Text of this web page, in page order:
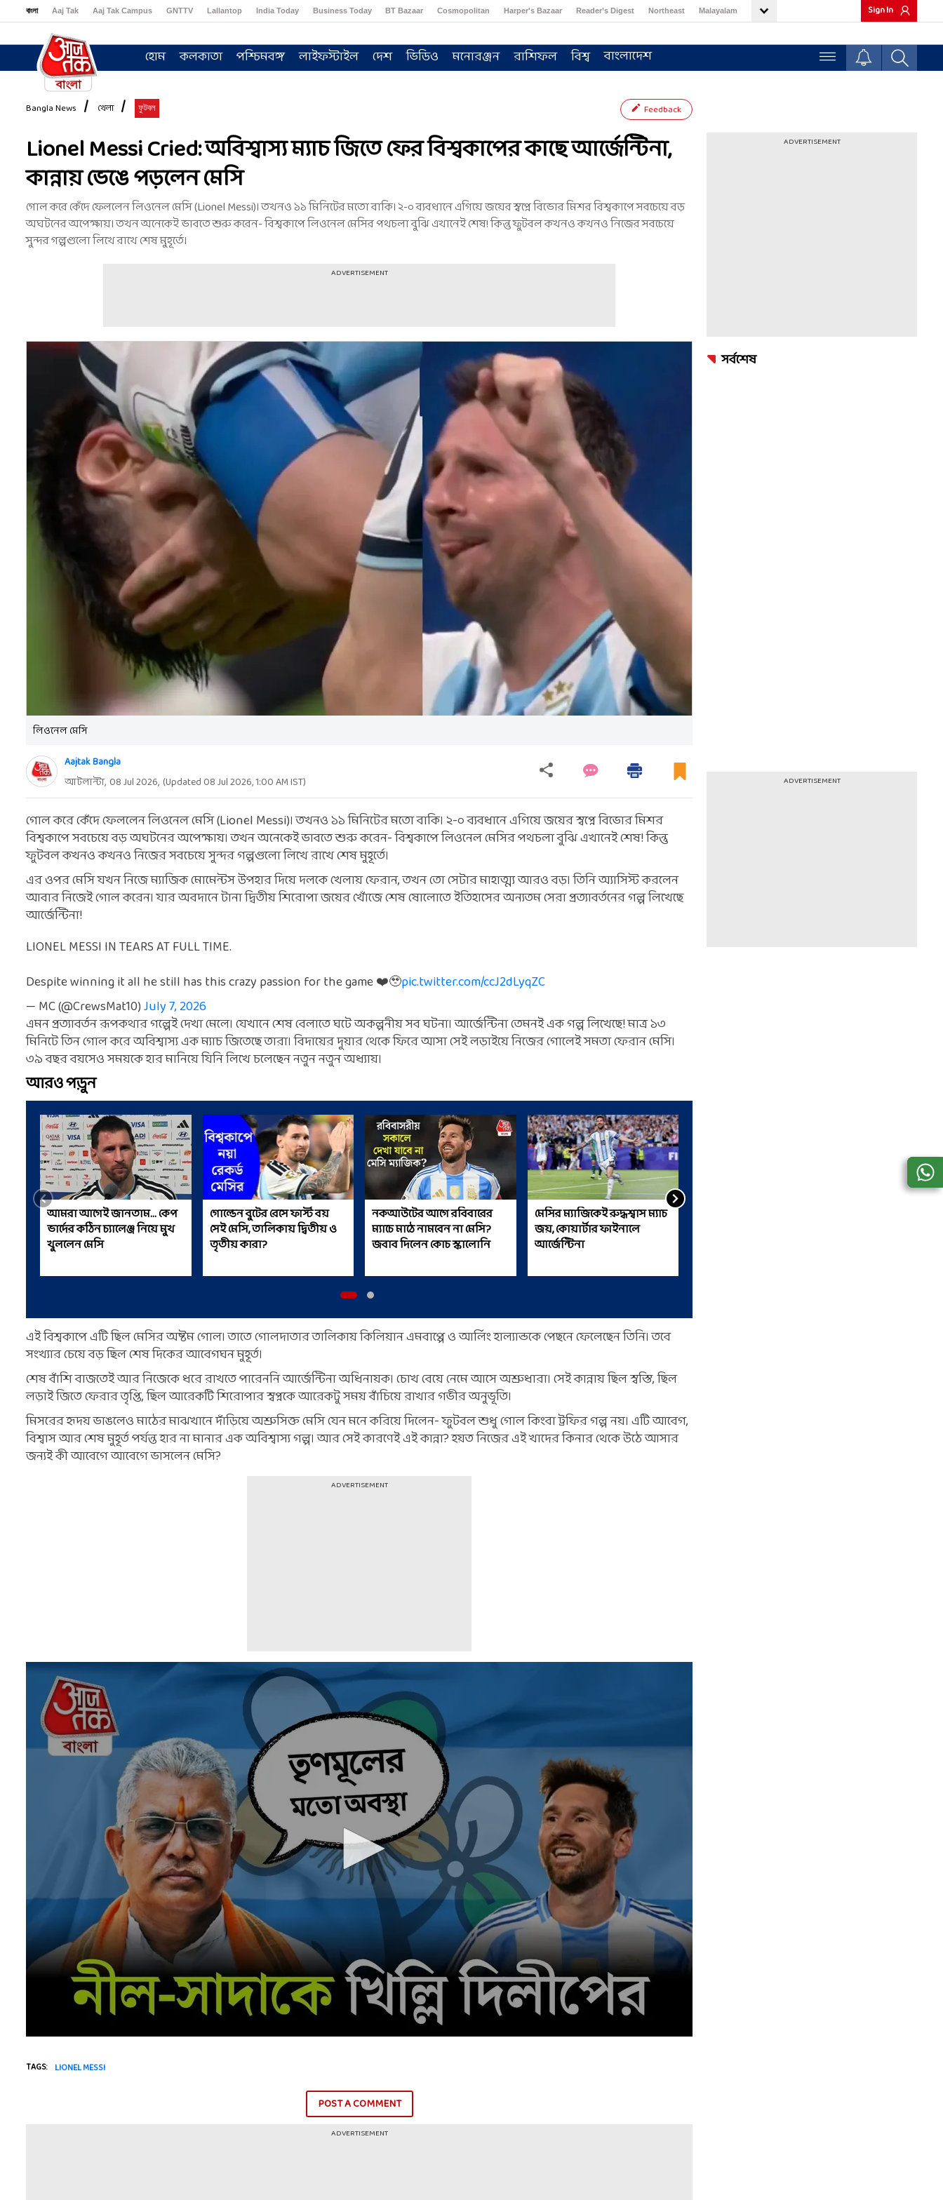
বাংলা Aaj Tak Aaj Tak Campus GNTTV Lallantop India Today Business Today BT Bazaar Cosmopolitan Harper's Bazaar Reader’s Digest Northeast Malayalam Sign In
হোম কলকাতা পশ্চিমবঙ্গ লাইফস্টাইল দেশ ভিডিও মনোরঞ্জন রাশিফল বিশ্ব বাংলাদেশ
Bangla News খেলা ফুটবল Feedback
Lionel Messi Cried: অবিশ্বাস্য ম্যাচ জিতে ফের বিশ্বকাপের কাছে আর্জেন্টিনা,
কান্নায় ভেঙে পড়লেন মেসি
গোল করে কেঁদে ফেললেন লিওনেল মেসি (Lionel Messi)। তখনও ১১ মিনিটের মতো বাকি। ২-০ ব্যবধানে এগিয়ে জয়ের স্বপ্নে বিভোর মিশর বিশ্বকাপে সবচেয়ে বড়
অঘটনের অপেক্ষায়। তখন অনেকেই ভাবতে শুরু করেন- বিশ্বকাপে লিওনেল মেসির পথচলা বুঝি এখানেই শেষ! কিন্তু ফুটবল কখনও কখনও নিজের সবচেয়ে
সুন্দর গল্পগুলো লিখে রাখে শেষ মুহূর্তে।
ADVERTISEMENT
লিওনেল মেসি
Aajtak Bangla
আটলান্টা, 08 Jul 2026, (Updated 08 Jul 2026, 1:00 AMIST)
গোল করে কেঁদে ফেললেন লিওনেল মেসি (Lionel Messi)। তখনও ১১ মিনিটের মতো বাকি। ২-০ ব্যবধানে এগিয়ে জয়ের স্বপ্নে বিভোর মিশর
বিশ্বকাপে সবচেয়ে বড় অঘটনের অপেক্ষায়। তখন অনেকেই ভাবতে শুরু করেন- বিশ্বকাপে লিওনেল মেসির পথচলা বুঝি এখানেই শেষ! কিন্তু
ফুটবল কখনও কখনও নিজের সবচেয়ে সুন্দর গল্পগুলো লিখে রাখে শেষ মুহূর্তে।
এর ওপর মেসি যখন নিজে ম্যাজিক মোমেন্টস উপহার দিয়ে দলকে খেলায় ফেরান, তখন তো সেটার মাহাত্ম্য আরও বড়। তিনি অ্যাসিস্ট করলেন
আবার নিজেই গোল করেন। যার অবদানে টানা দ্বিতীয় শিরোপা জয়ের খোঁজে শেষ ষোলোতে ইতিহাসের অন্যতম সেরা প্রত্যাবর্তনের গল্প লিখেছে
আর্জেন্টিনা!
LIONEL MESSI IN TEARS AT FULL TIME.
Despite winning it all he still has this crazy passion for the game ❤️🥹pic.twitter.com/ccJ2dLyqZC
— MC (@CrewsMat10)July 7, 2026
এমন প্রত্যাবর্তন রূপকথার গল্পেই দেখা মেলে। যেখানে শেষ বেলাতে ঘটে অকল্পনীয় সব ঘটনা। আর্জেন্টিনা তেমনই এক গল্প লিখেছে! মাত্র ১৩
মিনিটে তিন গোল করে অবিশ্বাস্য এক ম্যাচ জিতেছে তারা। বিদায়ের দুয়ার থেকে ফিরে আসা সেই লড়াইয়ে নিজের গোলেই সমতা ফেরান মেসি।
৩৯ বছর বয়সেও সময়কে হার মানিয়ে যিনি লিখে চলেছেন নতুন নতুন অধ্যায়।
আরও পড়ুন
আমরা আগেই জানতাম... কেপ
ভার্দের কঠিন চ্যালেঞ্জ নিয়ে মুখ
খুললেন মেসি
গোল্ডেন বুটের রেসে ফার্স্ট বয়
সেই মেসি, তালিকায় দ্বিতীয় ও
তৃতীয় কারা?
নকআউটের আগে রবিবারের
ম্যাচে মাঠে নামবেন না মেসি?
জবাব দিলেন কোচ স্কালোনি
মেসির ম্যাজিকেই রুদ্ধশ্বাস ম্যাচ
জয়, কোয়ার্টার ফাইনালে
আর্জেন্টিনা
এই বিশ্বকাপে এটি ছিল মেসির অষ্টম গোল। তাতে গোলদাতার তালিকায় কিলিয়ান এমবাপ্পে ও আর্লিং হাল্যান্ডকে পেছনে ফেলেছেন তিনি। তবে
সংখ্যার চেয়ে বড় ছিল শেষ দিকের আবেগঘন মুহূর্ত।
শেষ বাঁশি বাজতেই আর নিজেকে ধরে রাখতে পারেননি আর্জেন্টিনা অধিনায়ক। চোখ বেয়ে নেমে আসে অশ্রুধারা। সেই কান্নায় ছিল স্বস্তি, ছিল
লড়াই জিতে ফেরার তৃপ্তি, ছিল আরেকটি শিরোপার স্বপ্নকে আরেকটু সময় বাঁচিয়ে রাখার গভীর অনুভূতি।
মিসরের হৃদয় ভাঙলেও মাঠের মাঝখানে দাঁড়িয়ে অশ্রুসিক্ত মেসি যেন মনে করিয়ে দিলেন- ফুটবল শুধু গোল কিংবা ট্রফির গল্প নয়। এটি আবেগ,
বিশ্বাস আর শেষ মুহূর্ত পর্যন্ত হার না মানার এক অবিশ্বাস্য গল্প। আর সেই কারণেই এই কান্না? হয়ত নিজের এই খাদের কিনার থেকে উঠে আসার
জন্যই কী আবেগে আবেগে ভাসলেন মেসি?
ADVERTISEMENT
TAGS: LIONEL MESSI
POST A COMMENT
ADVERTISEMENT
ADVERTISEMENT
সর্বশেষ
ADVERTISEMENT